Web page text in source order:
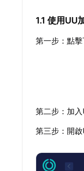
1.1 使用UU
第一步：點
第二步：加
第三步：開